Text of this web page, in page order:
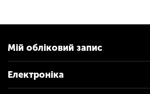
Мій обліковий запис
Електроніка